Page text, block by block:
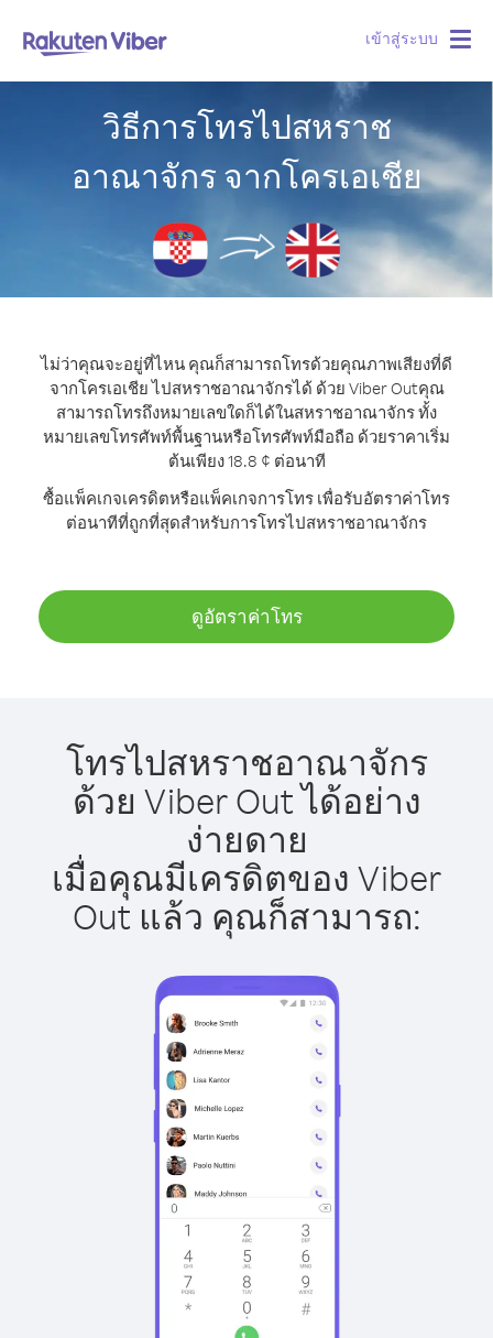
เข้าสู่ระบบ
วิธีการโทรไปสหราช
อาณาจักร จากโครเอเชีย
ไม่ว่าคุณจะอยู่ที่ไหน คุณก็สามารถโทรด้วยคุณภาพเสียงที่ดี
จากโครเอเชีย ไปสหราชอาณาจักรได้ ด้วย Viber Outคุณ
สามารถโทรถึงหมายเลขใดก็ได้ในสหราชอาณาจักร ทั้ง
หมายเลขโทรศัพท์พื้นฐานหรือโทรศัพท์มือถือ ด้วยราคาเริ่ม
ต้นเพียง 18.8 ¢ ต่อนาที
ซื้อแพ็คเกจเครดิตหรือแพ็คเกจการโทร เพื่อรับอัตราค่าโทร
ต่อนาทีที่ถูกที่สุดสำหรับการโทรไปสหราชอาณาจักร
ดูอัตราค่าโทร
โทรไปสหราชอาณาจักร
ด้วย Viber Out ได้อย่าง
ง่ายดาย
เมื่อคุณมีเครดิตของ Viber
Out แล้ว คุณก็สามารถ: